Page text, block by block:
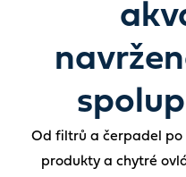
Od filtrů a čerpadel po
produkty a chytré